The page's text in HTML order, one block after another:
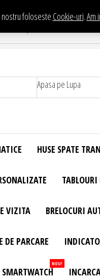
nostru foloseste Cookie-uri.Am
eHuse.ro
Apasa pe Lupa
HUSE SPATE
TABLOURI
VIZITA BRELOCURI
DE PARCARE
SMARTWATCH
NOU!